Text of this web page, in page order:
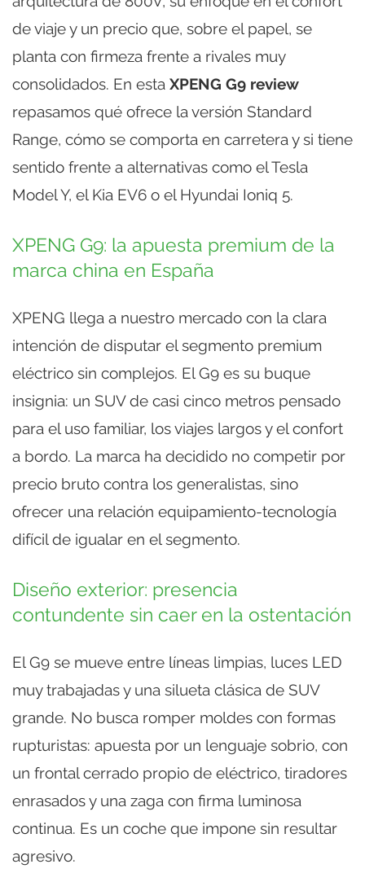
de viaje y un precio que, sobre el papel, se
planta con firmeza frente a rivales muy
consolidados. En esta XPENG G9 review
repasamos qué ofrece la versión Standard
Range, cómo se comporta en carretera y si tiene
sentido frente a alternativas como el Tesla
Model Y, el Kia EV6 o el Hyundai Ioniq 5.
XPENG G9: la apuesta premium de la
marca china en España
XPENG llega a nuestro mercado con la clara
intención de disputar el segmento premium
eléctrico sin complejos. El G9 es su buque
insignia: un SUV de casi cinco metros pensado
para el uso familiar, los viajes largos y el confort
a bordo. La marca ha decidido no competir por
precio bruto contra los generalistas, sino
ofrecer una relación equipamiento-tecnología
difícil de igualar en el segmento.
Diseño exterior: presencia
contundente sin caer en la ostentación
El G9 se mueve entre líneas limpias, luces LED
muy trabajadas y una silueta clásica de SUV
grande. No busca romper moldes con formas
rupturistas: apuesta por un lenguaje sobrio, con
un frontal cerrado propio de eléctrico, tiradores
enrasados y una zaga con firma luminosa
continua. Es un coche que impone sin resultar
agresivo.